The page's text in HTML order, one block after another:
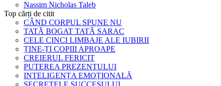
Nassim Nicholas Taleb
Top cărți de citit
CÂND CORPUL SPUNE NU
TATĂ BOGAT TATĂ SARAC
CELE CINCI LIMBAJE ALE IUBIRII
ȚINE-ȚI COPIII APROAPE
CREIERUL FERICIT
PUTEREA PREZENTULUI
INTELIGENȚA EMOȚIONALĂ